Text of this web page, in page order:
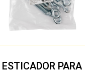
ESTICADOR PARA